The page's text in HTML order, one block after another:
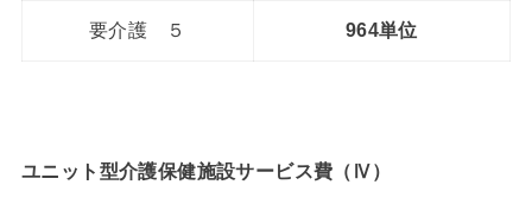
要介護 ５ 964単位
ユニット型介護保健施設サービス費（Ⅳ）